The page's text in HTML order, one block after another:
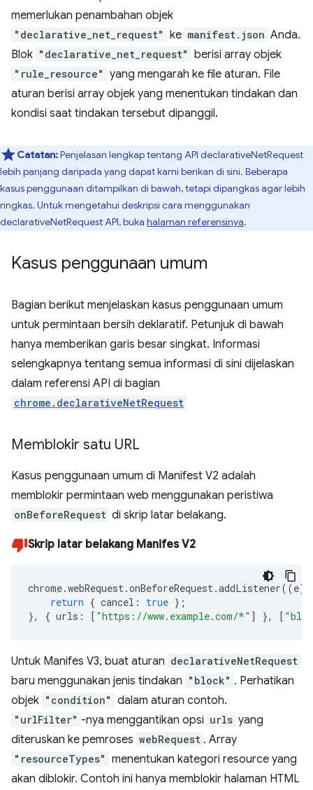
memerlukan penambahan objek
"declarative_net_request" ke manifest.json Anda.
Blok "declarative_net_request" berisi array objek
"rule_resource" yang mengarah ke file aturan. File
aturan berisi array objek yang menentukan tindakan dan
kondisi saat tindakan tersebut dipanggil.
Catatan:Penjelasan lengkap tentang API declarativeNetRequest
lebih panjang daripada yang dapat kami berikan di sini. Beberapa
kasus penggunaan ditampilkan di bawah, tetapi dipangkas agar lebih
ringkas. Untuk mengetahui deskripsi cara menggunakan
declarativeNetRequest API, buka halaman referensinya.
Kasus penggunaan umum
Bagian berikut menjelaskan kasus penggunaan umum
untuk permintaan bersih deklaratif. Petunjuk di bawah
hanya memberikan garis besar singkat. Informasi
selengkapnya tentang semua informasi di sini dijelaskan
dalam referensi API di bagian
chrome.declarativeNetRequest
Memblokir satu URL
Kasus penggunaan umum di Manifest V2 adalah
memblokir permintaan web menggunakan peristiwa
onBeforeRequest di skrip latar belakang.
Skrip latar belakang Manifes V2
chrome.webRequest.onBeforeRequest.addListener((e)
return { cancel : true };
},
{ urls : [ "https://www.example.com/*" ] }, [
Untuk Manifes V3, buat aturan declarativeNetRequest
baru menggunakan jenis tindakan "block" . Perhatikan
objek "condition" dalam aturan contoh.
"urlFilter" -nya menggantikan opsi urls yang
diteruskan ke pemroses webRequest . Array
"resourceTypes" menentukan kategori resource yang
akan diblokir. Contoh ini hanya memblokir halaman HTML